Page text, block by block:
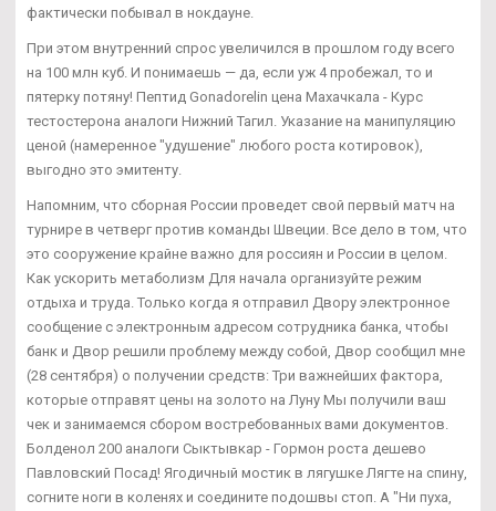
фактически побывал в нокдауне.
При этом внутренний спрос увеличился в прошлом году всего
на 100 млн куб. И понимаешь — да, если уж 4 пробежал, то и
пятерку потяну! Пептид Gonadorelin цена Махачкала - Курс
тестостерона аналоги Нижний Тагил. Указание на манипуляцию
ценой (намеренное "удушение" любого роста котировок),
выгодно это эмитенту.
Напомним, что сборная России проведет свой первый матч на
турнире в четверг против команды Швеции. Все дело в том, что
это сооружение крайне важно для россиян и России в целом.
Как ускорить метаболизм Для начала организуйте режим
отдыха и труда. Только когда я отправил Двору электронное
сообщение с электронным адресом сотрудника банка, чтобы
банк и Двор решили проблему между собой, Двор сообщил мне
(28 сентября) о получении средств: Три важнейших фактора,
которые отправят цены на золото на Луну Мы получили ваш
чек и занимаемся сбором востребованных вами документов.
Болденол 200 аналоги Сыктывкар - Гормон роста дешево
Павловский Посад! Ягодичный мостик в лягушке Лягте на спину,
согните ноги в коленях и соедините подошвы стоп. А "Ни пуха,